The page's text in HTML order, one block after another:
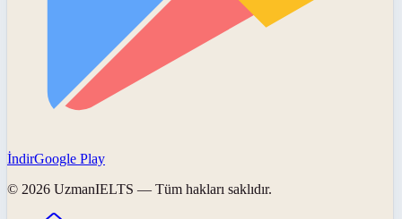
İndirGoogle Play
© 2026 UzmanIELTS — Tüm hakları saklıdır.